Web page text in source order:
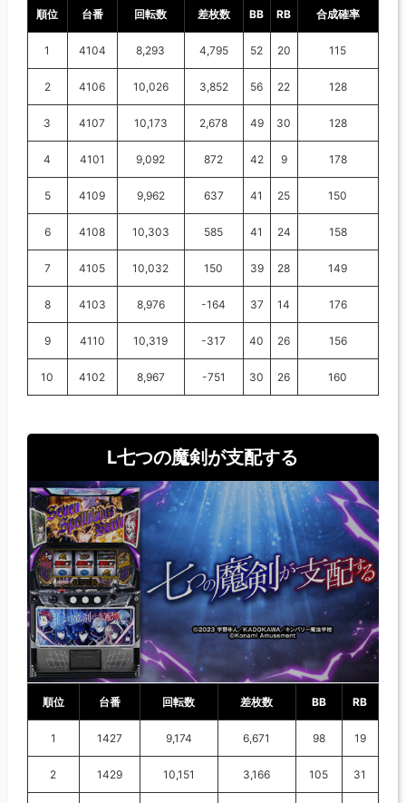
順位 台番 回転数 差枚数 BB RB 合成確率
1 4104 8,293 4,795 52 20 115
2 4106 10,026 3,852 56 22 128
3 4107 10,173 2,678 49 30 128
4 4101 9,092 872 42 9 178
5 4109 9,962 637 41 25 150
6 4108 10,303 585 41 24 158
7 4105 10,032 150 39 28 149
8 4103 8,976 -164 37 14 176
9 4110 10,319 -317 40 26 156
10 4102 8,967 -751 30 26 160
L七つの魔剣が支配する
順位 台番 回転数 差枚数 BB RB
1 1427 9,174 6,671 98 19
2 1429 10,151 3,166 105 31